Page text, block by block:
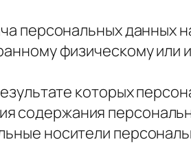
персональных данных
физическому
которых
содержания
носители